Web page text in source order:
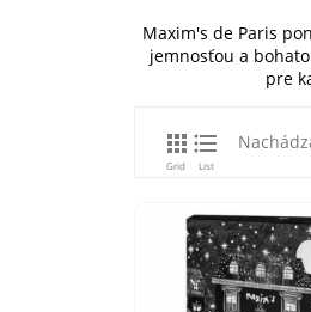
Maxim's de Paris
jemnosťou a
pre

Grid

List